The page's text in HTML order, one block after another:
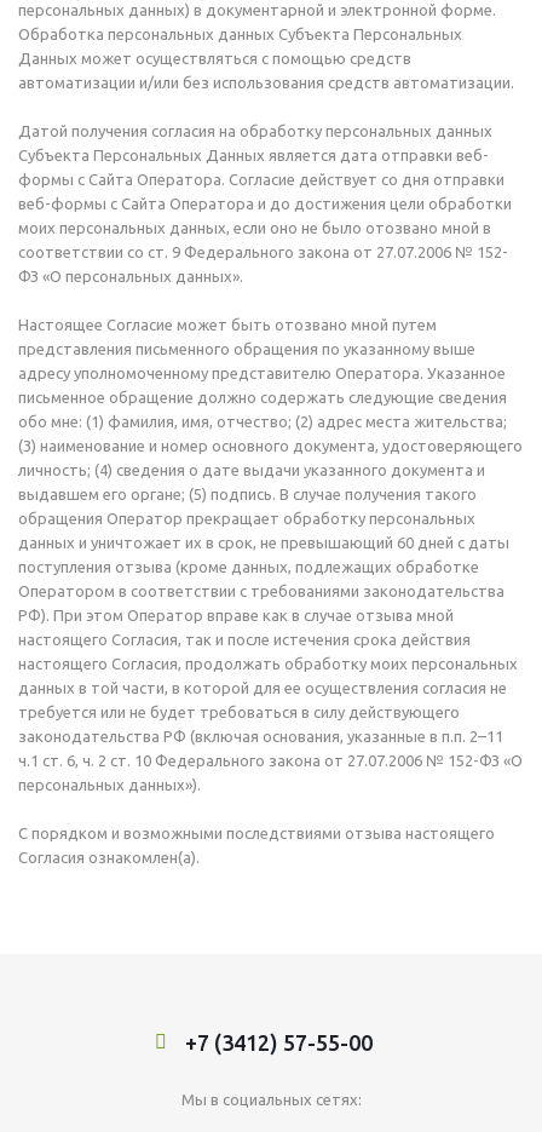
персональных данных) в документарной и электронной форме.
Обработка персональных данных Субъекта Персональных
Данных может осуществляться с помощью средств
автоматизации и/или без использования средств автоматизации.
Датой получения согласия на обработку персональных данных
Субъекта Персональных Данных является дата отправки веб-
формы с Сайта Оператора. Согласие действует со дня отправки
веб-формы с Сайта Оператора и до достижения цели обработки
моих персональных данных, если оно не было отозвано мной в
соответствии со ст. 9 Федерального закона от 27.07.2006 № 152-
ФЗ «О персональных данных».
Настоящее Согласие может быть отозвано мной путем
представления письменного обращения по указанному выше
адресу уполномоченному представителю Оператора. Указанное
письменное обращение должно содержать следующие сведения
обо мне: (1) фамилия, имя, отчество; (2) адрес места жительства;
(3) наименование и номер основного документа, удостоверяющего
личность; (4) сведения о дате выдачи указанного документа и
выдавшем его органе; (5) подпись. В случае получения такого
обращения Оператор прекращает обработку персональных
данных и уничтожает их в срок, не превышающий 60 дней с даты
поступления отзыва (кроме данных, подлежащих обработке
Оператором в соответствии с требованиями законодательства
РФ). При этом Оператор вправе как в случае отзыва мной
настоящего Согласия, так и после истечения срока действия
настоящего Согласия, продолжать обработку моих персональных
данных в той части, в которой для ее осуществления согласия не
требуется или не будет требоваться в силу действующего
законодательства РФ (включая основания, указанные в п.п. 2–11
ч.1 ст. 6, ч. 2 ст. 10 Федерального закона от 27.07.2006 № 152-ФЗ «О
персональных данных»).
С порядком и возможными последствиями отзыва настоящего
Согласия ознакомлен(а).
+7 (3412) 57-55-00
Мы в социальных сетях: